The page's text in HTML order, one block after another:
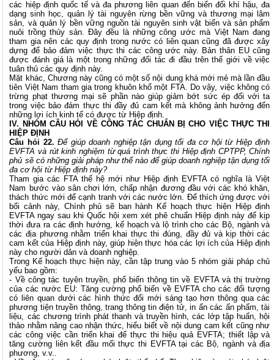
các hiệp định quốc tế và đa phương liên quan đến biến đổi khí hậu, đa
dạng sinh học, quản lý tài nguyên rừng bền vững và thương mại lâm
sản, và quản lý bền vững nguồn tài nguyên sinh vật biển và sản phẩm
nuôi trồng thủy sản. Đây đều là những công ước mà Việt Nam đang
tham gia nên các quy định trong nước có liên quan cũng đã được xây
dựng để bảo đảm việc thực thi các công ước này. Bản thân EU cũng
được đánh giá là một trong những đối tác đi đầu trên thế giới về việc
tuân thủ các quy định này.
Mặt khác, Chương này cũng có một số nội dung khá mới mẻ mà lần đầu
tiên Việt Nam tham gia trong khuôn khổ một FTA. Do vậy, việc không có
trừng phạt thương mại sẽ phần nào giúp giảm bớt sức ép đối với ta
trong việc bảo đảm thực thi đầy đủ cam kết mà không ảnh hưởng đến
những lợi ích kinh tế có được từ Hiệp định.
IV. NHÓM CÂU HỎI VỀ CÔNG TÁC CHUẨN BỊ CHO VIỆC THỰC THI
HIỆP ĐỊNH
Câu hỏi 22.Để giúp doanh nghiệp tận dụng tối đa cơ hội từ Hiệp định
EVFTA và rút kinh nghiệm từ quá trình thực thi Hiệp định CPTPP, Chính
phủ sẽ có những giải pháp như thế nào để giúp doanh nghiệp tận dụng tối
đa cơ hội từ Hiệp định này?
Tham gia các FTA thế hệ mới như Hiệp định EVFTA có nghĩa là Việt
Nam bước vào sân chơi lớn, chấp nhận đương đầu với các khó khăn,
thách thức mới để cạnh tranh với các nước lớn. Để thích ứng được với
bối cảnh này, Chính phủ sẽ ban hành Kế hoạch thực hiện Hiệp định
EVFTA ngay sau khi Quốc hội xem xét phê chuẩn Hiệp định này để kịp
thời đưa ra các định hướng, kế hoạch và lộ trình cho các Bộ, ngành và
các địa phương nhằm triển khai thực thi đúng, đầy đủ và kịp thời các
cam kết của Hiệp định này, giúp hiện thực hóa các lợi ích của Hiệp định
này cho người dân và doanh nghiệp.
Trong Kế hoạch thực hiện này, cần tập trung vào 5 nhóm giải pháp chủ
yếu bao gồm:
- Về công tác tuyên truyền, phổ biến thông tin về EVFTA và thị trường
của các nước EU: Tăng cường phổ biến về EVFTA cho các đối tượng
có liên quan dưới các hình thức đổi mới sáng tạo hơn thông qua các
phương tiện truyền thông, trang thông tin điện tử, in ấn các ấn phẩm, tài
liệu, các chương trình phát thanh và truyền hình, các lớp tập huấn, hội
thảo nhằm nâng cao nhận thức, hiểu biết về nội dung cam kết cũng như
các công việc cần triển khai để thực thi hiệu quả EVFTA; thiết lập và
tăng cường liên kết đầu mối thực thi EVFTA tại các Bộ, ngành và địa
phương, v.v..